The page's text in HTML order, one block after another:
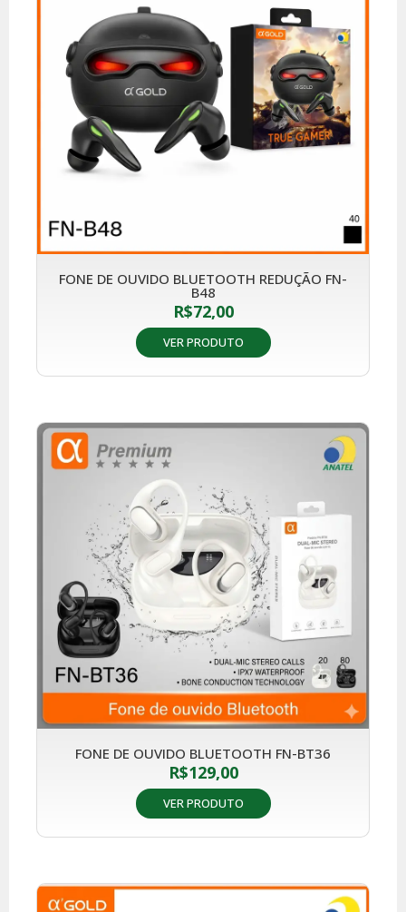
FONE DE OUVIDO BLUETOOTH REDUÇÃO FN-
B48
R$72,00
VER PRODUTO
FONE DE OUVIDO BLUETOOTH FN-BT36
R$129,00
VER PRODUTO